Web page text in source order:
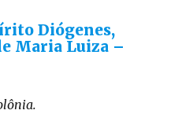
Diógenes,
Maria Luiza –